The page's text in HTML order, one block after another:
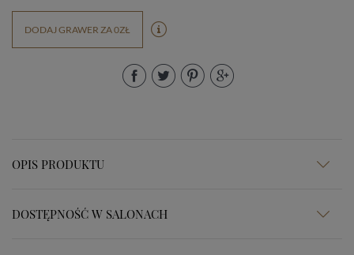
DODAJ GRAWER ZA 0ZŁ
OPIS PRODUKTU
DOSTĘPNOŚĆ W SALONACH